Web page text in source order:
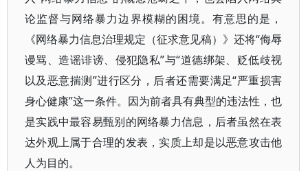
论监督与网络暴力边界模糊的困境。有意思的是，
《网络暴力信息治理规定（征求意见稿）》还将“侮辱
谩骂、造谣诽谤、侵犯隐私”与“道德绑架、贬低歧视
以及恶意揣测”进行区分，后者还需要满足“严重损害
身心健康”这一条件。因为前者具有典型的违法性，也
是实践中最容易甄别的网络暴力信息，后者虽然在表
达外观上属于合理的发表，实质上却是以恶意攻击他
人为目的。